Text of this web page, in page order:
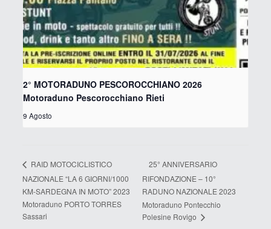
2° MOTORADUNO PESCOROCCHIANO 2026
Motoraduno Pescorocchiano Rieti
9 Agosto
RAID MOTOCICLISTICO
NAZIONALE “LA 6 GIORNI/1000
KM-SARDEGNA IN MOTO” 2023
Motoraduno PORTO TORRES
Sassari
25° ANNIVERSARIO
RIFONDAZIONE – 10°
RADUNO NAZIONALE 2023
Motoraduno Pontecchio
Polesine Rovigo